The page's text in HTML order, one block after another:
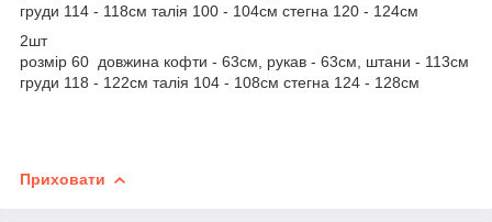
груди 114 - 118см талія 100 - 104см стегна 120 - 124см
2шт
розмір 60 довжина кофти - 63см, рукав - 63см, штани - 113см
груди 118 - 122см талія 104 - 108см стегна 124 - 128см
Приховати